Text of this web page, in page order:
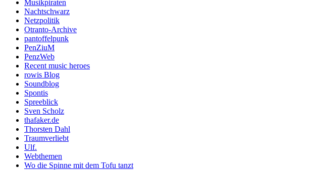
Musikpiraten
Nachtschwarz
Netzpolitik
Otranto-Archive
pantoffelpunk
PenZiuM
PenzWeb
Recent music heroes
rowis Blog
Soundblog
Spontis
Spreeblick
Sven Scholz
thafaker.de
Thorsten Dahl
Traumverliebt
Ulf.
Webthemen
Wo die Spinne mit dem Tofu tanzt